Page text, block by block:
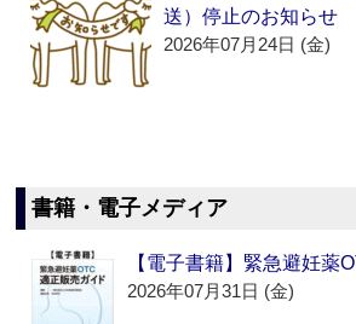
送）停止のお知らせ
2026年07月24日 (金)
書籍・電子メディア
【電子書籍】緊急避妊薬
2026年07月31日 (金)